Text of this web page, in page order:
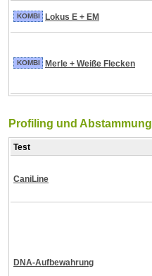
KOMBI Lokus E + EM
KOMBI Merle + Weiße Flecken
Profiling und Abstammung
Test
CaniLine
DNA-Aufbewahrung